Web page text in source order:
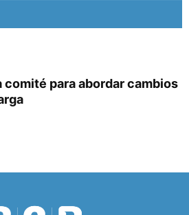
comité para abordar cambios